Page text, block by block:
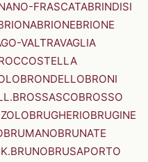
FRASCATABRINDISI
BRIONEBRIONE
VALTRAVAGLIA
BRONDELLOBRONI
BROSSASCOBROSSO
BRUGHERIOBRUGINE
BRUMANOBRUNATE
BRUNOBRUSAPORTO